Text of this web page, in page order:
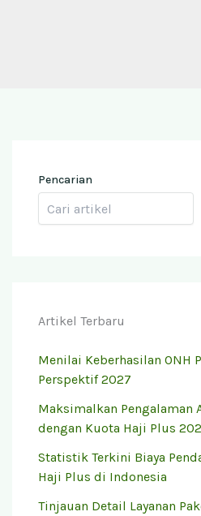
Pencarian
Artikel Terbaru
Menilai Keberhasilan ONH
Perspektif 2027
Maksimalkan Pengalaman
dengan Kuota Haji Plus
Statistik Terkini Biaya
Haji Plus di Indonesia
Tinjauan Detail Layanan